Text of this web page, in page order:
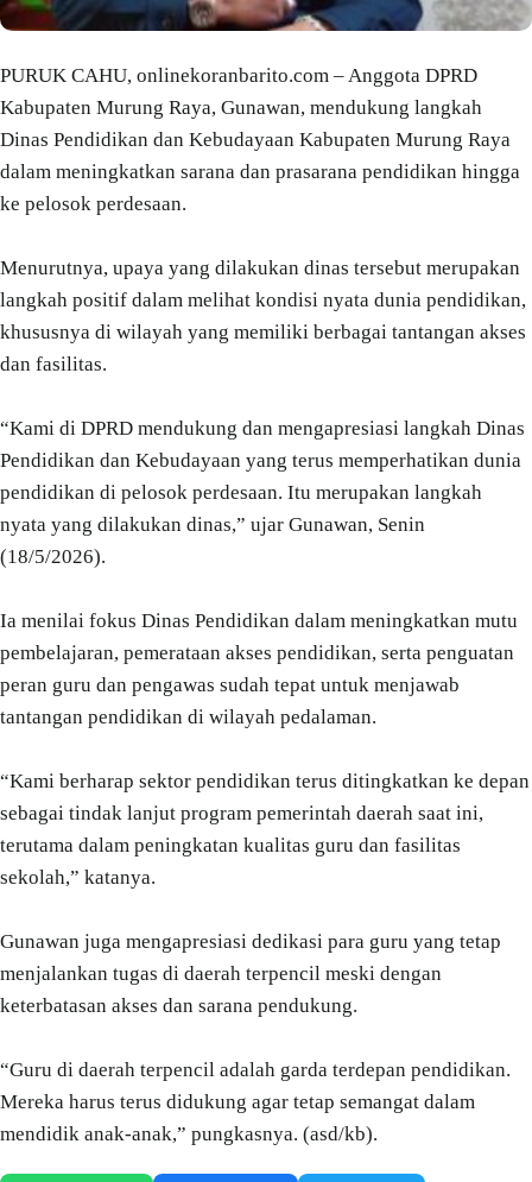
PURUK CAHU, onlinekoranbarito.com – Anggota DPRD
Kabupaten Murung Raya, Gunawan, mendukung langkah
Dinas Pendidikan dan Kebudayaan Kabupaten Murung Raya
dalam meningkatkan sarana dan prasarana pendidikan hingga
ke pelosok perdesaan.
Menurutnya, upaya yang dilakukan dinas tersebut merupakan
langkah positif dalam melihat kondisi nyata dunia pendidikan,
khususnya di wilayah yang memiliki berbagai tantangan akses
dan fasilitas.
“Kami di DPRD mendukung dan mengapresiasi langkah Dinas
Pendidikan dan Kebudayaan yang terus memperhatikan dunia
pendidikan di pelosok perdesaan. Itu merupakan langkah
nyata yang dilakukan dinas,” ujar Gunawan, Senin
(18/5/2026).
Ia menilai fokus Dinas Pendidikan dalam meningkatkan mutu
pembelajaran, pemerataan akses pendidikan, serta penguatan
peran guru dan pengawas sudah tepat untuk menjawab
tantangan pendidikan di wilayah pedalaman.
“Kami berharap sektor pendidikan terus ditingkatkan ke depan
sebagai tindak lanjut program pemerintah daerah saat ini,
terutama dalam peningkatan kualitas guru dan fasilitas
sekolah,” katanya.
Gunawan juga mengapresiasi dedikasi para guru yang tetap
menjalankan tugas di daerah terpencil meski dengan
keterbatasan akses dan sarana pendukung.
“Guru di daerah terpencil adalah garda terdepan pendidikan.
Mereka harus terus didukung agar tetap semangat dalam
mendidik anak-anak,” pungkasnya. (asd/kb).